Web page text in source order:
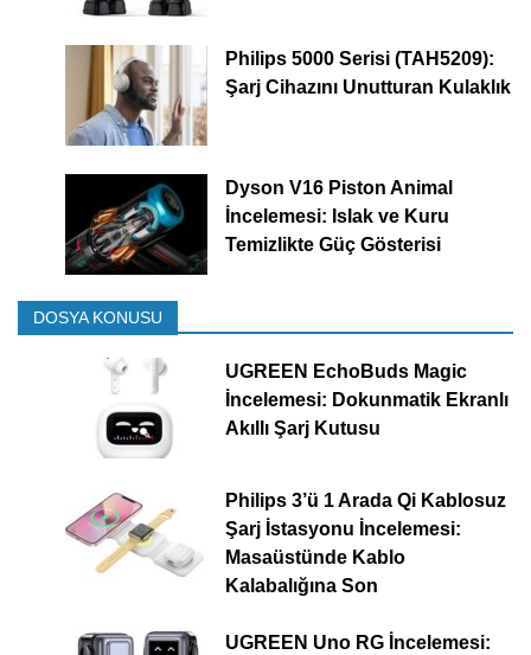
Philips 5000 Serisi (TAH5209):
Şarj Cihazını Unutturan Kulaklık
Dyson V16 Piston Animal
İncelemesi: Islak ve Kuru
Temizlikte Güç Gösterisi
DOSYA KONUSU
UGREEN EchoBuds Magic
İncelemesi: Dokunmatik Ekranlı
Akıllı Şarj Kutusu
Philips 3’ü 1 Arada Qi Kablosuz
Şarj İstasyonu İncelemesi:
Masaüstünde Kablo
Kalabalığına Son
UGREEN Uno RG İncelemesi: